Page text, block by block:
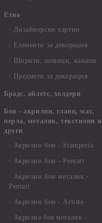
Етно
Дизайнерски хартии
Елементи за декорация
Ширити, шевици, канапи
Предмети за декорация
Брадс, айлетс, холдери
Бои - акрилни, гланц, мат,
перла, металик, текстилни и
други
Акрилни бои - Stamperia
Акрилни бои - Pentart
Акрилни бои металик -
Pentart
Акрилни бои - Artiste
Акрилна боя металик -